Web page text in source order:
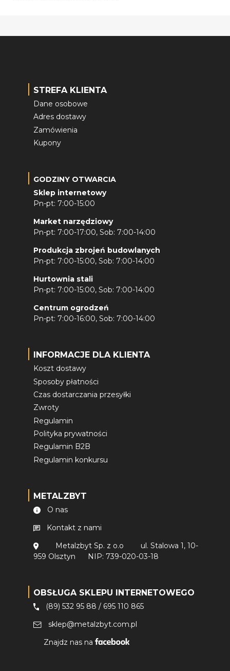
STREFA KLIENTA
Dane osobowe
Adres dostawy
Zamówienia
Kupony
GODZINY OTWARCIA
Sklep internetowy
Pn-pt: 7:00-15:00
Market narzędziowy
Pn-pt: 7:00-17:00, Sob: 7:00-14:00
Produkcja zbrojeń budowlanych
Pn-pt: 7:00-15:00, Sob: 7:00-14:00
Hurtownia stali
Pn-pt: 7:00-15:00, Sob: 7:00-14:00
Centrum ogrodzeń
Pn-pt: 7:00-16:00, Sob: 7:00-14:00
INFORMACJE DLA KLIENTA
Koszt dostawy
Sposoby płatności
Czas dostarczania przesyłki
Zwroty
Regulamin
Polityka prywatności
Regulamin B2B
Regulamin konkursu
METALZBYT
O nas
Kontakt z nami
Metalzbyt Sp. z o.o
ul. Stalowa 1, 10-
959 Olsztyn
NIP: 739-020-03-18
OBSŁUGA SKLEPU INTERNETOWEGO
(89) 532 95 88 / 695 110 865
sklep@metalzbyt.com.pl
Znajdz nas na